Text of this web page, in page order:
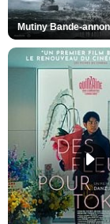
Mutiny Bande-